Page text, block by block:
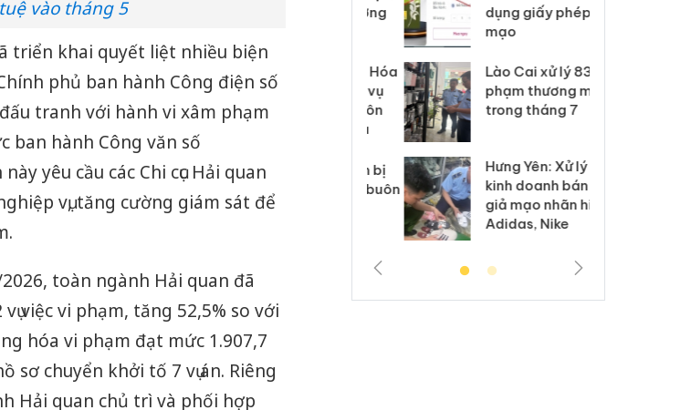
vào tháng 5
triển khai quyết liệt nhiều biện
phủ ban hành Công điện số
tranh với hành vi xâm phạm
ban hành Công văn số
yêu cầu các Chi cục Hải quan
vụ, tăng cường giám sát để
toàn ngành Hải quan đã
việc vi phạm, tăng 52,5% so với
hóa vi phạm đạt mức 1.907,7
chuyển khởi tố 7 vụ án. Riêng
Hải quan chủ trì và phối hợp
Công an Thanh Hóa
tìm bị hại trong vụ
án sản xuất, buôn
Thanh Hóa: Tìm bị
hại trong vụ án buôn
bán bình sữa
dụng giấy phép giả
mạo
Lào Cai xử lý 83 vụ vi
phạm thương mại
trong tháng 7
Hưng Yên: Xử lý 6 hộ
kinh doanh bán hàng
giả mạo nhãn hiệu
Adidas, Nike